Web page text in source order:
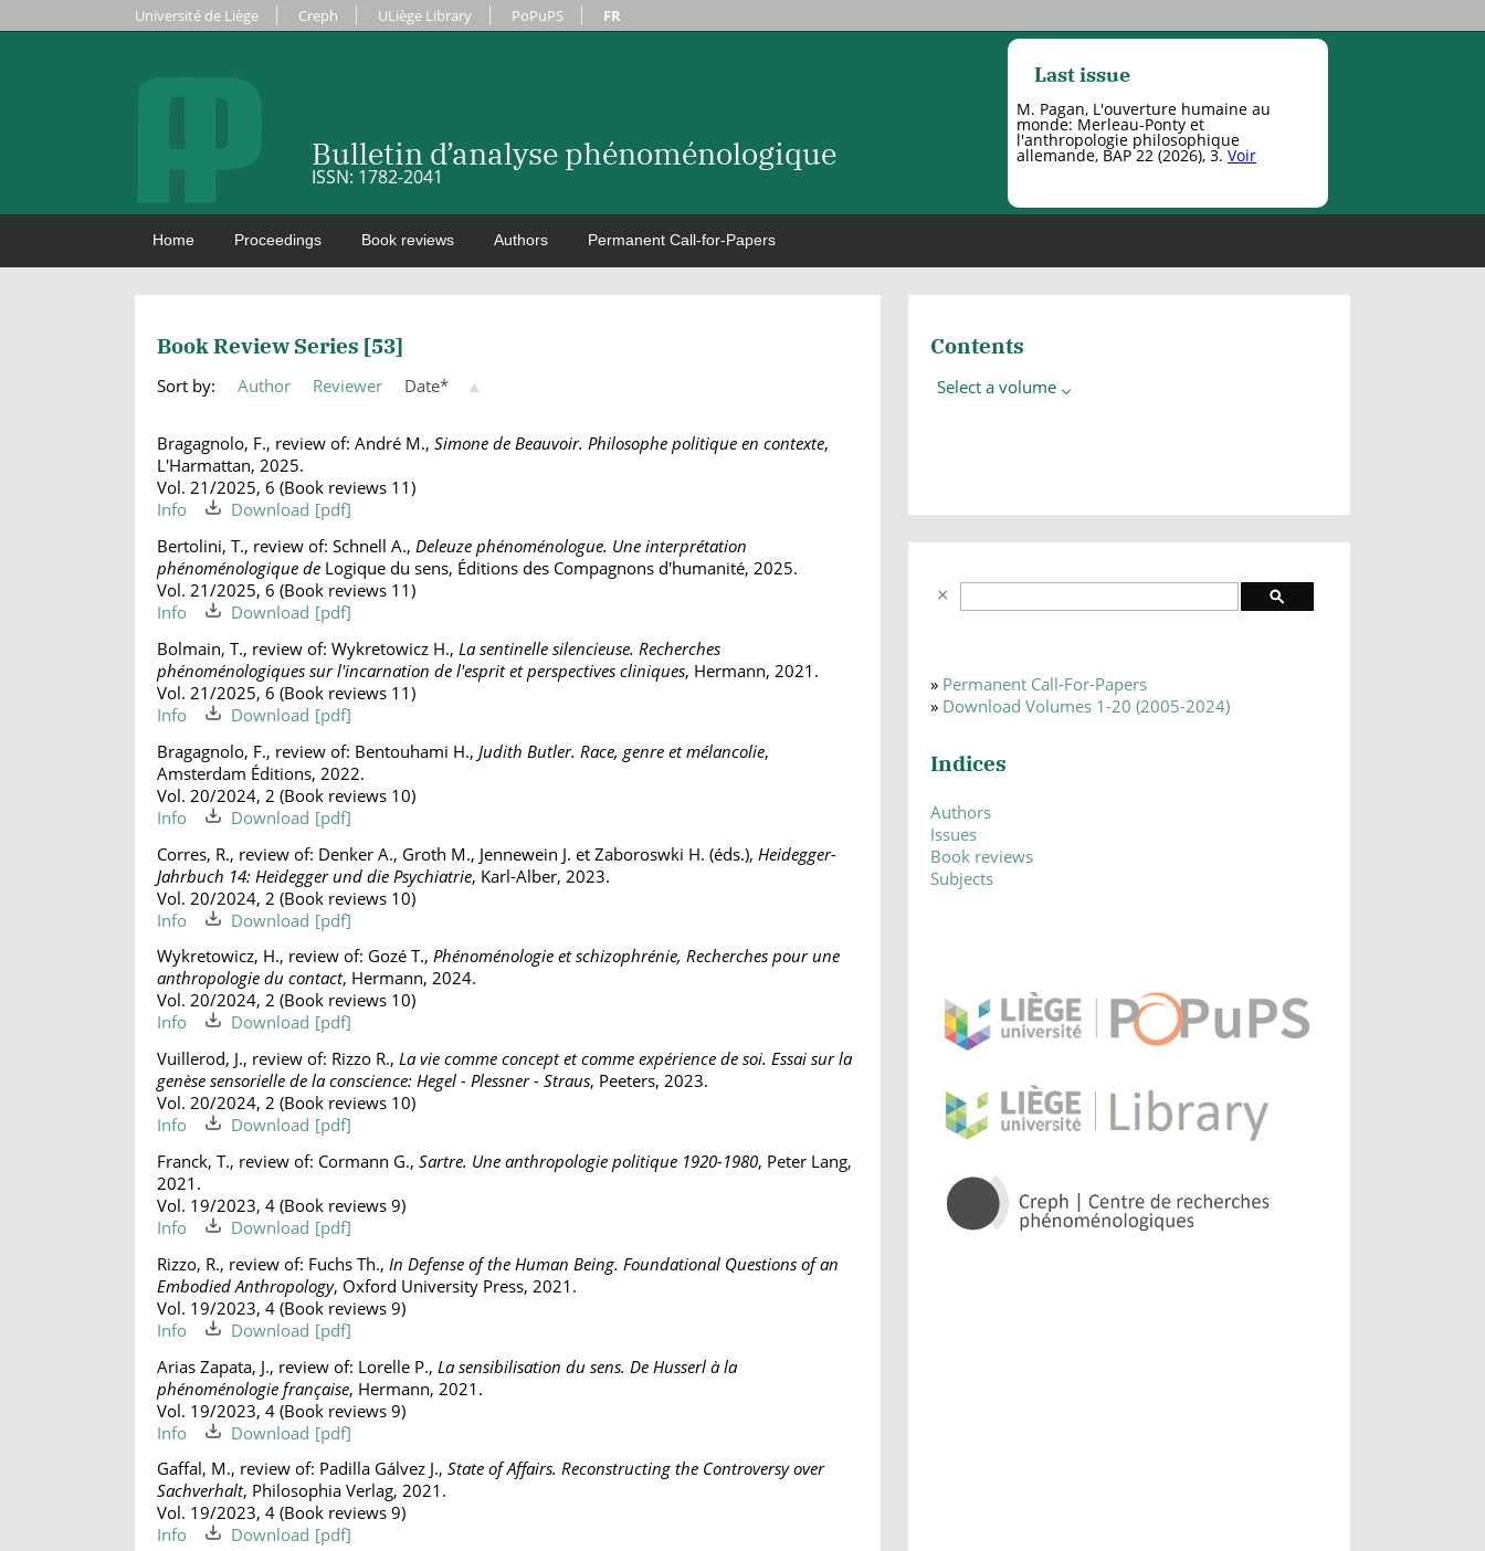
Université de Liège Creph ULiège Library PoPuPS FR
Bulletin d’analyse phénoménologique
ISSN: 1782-2041
Last issue
M. Pagan, L'ouverture humaine au
monde: Merleau-Ponty et
l'anthropologie philosophique
allemande, BAP 22 (2026), 3. Voir
Home Proceedings Book reviews Authors Permanent Call-for-Papers
Book Review Series [53]
Sort by: Author Reviewer Date ▲
Bragagnolo, F., review of: André M., Simone de Beauvoir. Philosophe politique en contexte,
L'Harmattan, 2025.
Vol. 21/2025, 6 (Book reviews 11)
Info
Download
Bertolini, T., review of: Schnell A., Deleuze phénoménologue. Une interprétation
phénoménologique de Logique du sens, Éditions des Compagnons d'humanité, 2025.
Vol. 21/2025, 6 (Book reviews 11)
Info
Download
Bolmain, T., review of: Wykretowicz H., La sentinelle silencieuse. Recherches
phénoménologiques sur l'incarnation de l'esprit et perspectives cliniques, Hermann, 2021.
Vol. 21/2025, 6 (Book reviews 11)
Info
Download
Bragagnolo, F., review of: Bentouhami H., Judith Butler. Race, genre et mélancolie,
Amsterdam Éditions, 2022.
Vol. 20/2024, 2 (Book reviews 10)
Info
Download
Corres, R., review of: Denker A., Groth M., Jennewein J. et Zaboroswki H. (éds.), Heidegger-
Jahrbuch 14: Heidegger und die Psychiatrie, Karl-Alber, 2023.
Vol. 20/2024, 2 (Book reviews 10)
Info
Download
Wykretowicz, H., review of: Gozé T., Phénoménologie et schizophrénie, Recherches pour une
anthropologie du contact, Hermann, 2024.
Vol. 20/2024, 2 (Book reviews 10)
Info
Download
Vuillerod, J., review of: Rizzo R., La vie comme concept et comme expérience de soi. Essai sur la
genèse sensorielle de la conscience: Hegel - Plessner - Straus, Peeters, 2023.
Vol. 20/2024, 2 (Book reviews 10)
Info
Download
Franck, T., review of: Cormann G., Sartre. Une anthropologie politique 1920-1980, Peter Lang,
2021.
Vol. 19/2023, 4 (Book reviews 9)
Info
Download
Rizzo, R., review of: Fuchs Th., In Defense of the Human Being. Foundational Questions of an
Embodied Anthropology, Oxford University Press, 2021.
Vol. 19/2023, 4 (Book reviews 9)
Info
Download
Arias Zapata, J., review of: Lorelle P., La sensibilisation du sens. De Husserl à la
phénoménologie française, Hermann, 2021.
Vol. 19/2023, 4 (Book reviews 9)
Info
Download
Gaffal, M., review of: Padilla Gálvez J., State of Affairs. Reconstructing the Controversy over
Sachverhalt, Philosophia Verlag, 2021.
Vol. 19/2023, 4 (Book reviews 9)
Info
Download
Contents
Select a volume
» Permanent Call-For-Papers
» Download Volumes 1-20 (2005-2024)
Indices
Authors
Issues
Book reviews
Subjects